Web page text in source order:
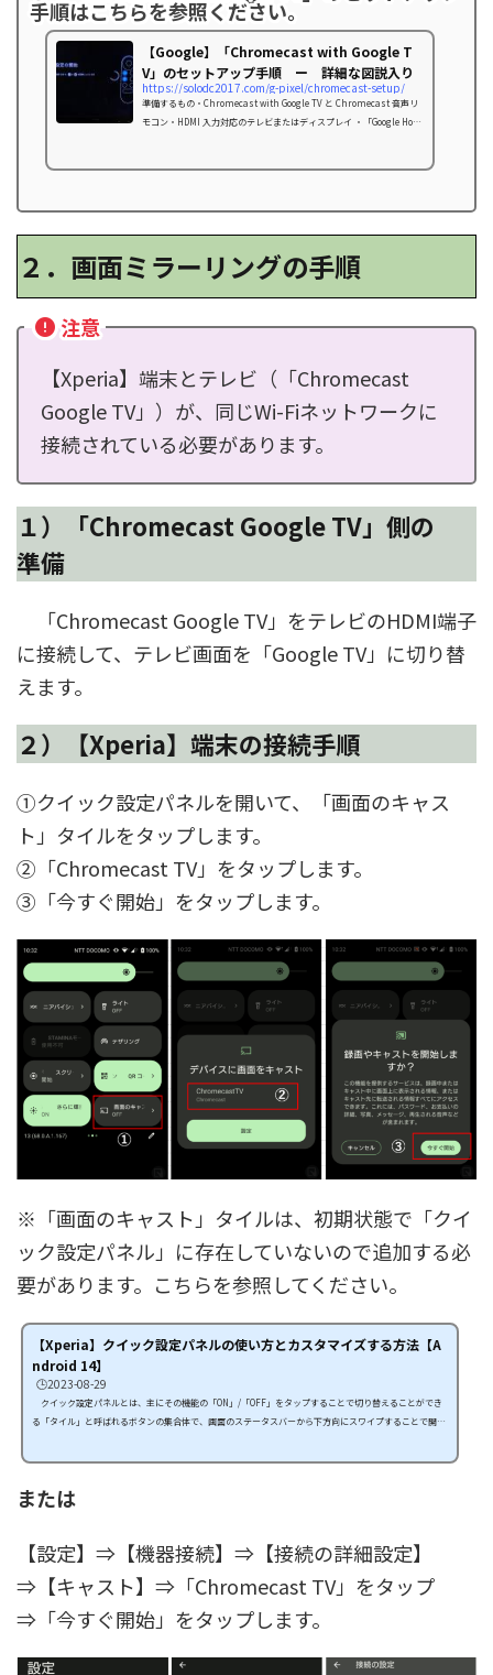
手順はこちらを参照ください。
【Google】「Chromecast with Google T
V」のセットアップ手順 ー 詳細な図説入り
https://solodc2017.com/g-pixel/chromecast-setup/
準備するもの・Chromecast with Google TV と Chromecast 音声リ
モコン・HDMI 入力対応のテレビまたはディスプレイ ・「Google Hom
２．画面ミラーリングの手順
注意
【Xperia】端末とテレビ（「Chromecast
Google TV」）が、同じWi-Fiネットワークに
接続されている必要があります。
１）「Chromecast Google TV」側の
準備
「Chromecast Google TV」をテレビのHDMI端子
に接続して、テレビ画面を「Google TV」に切り替
えます。
２）【Xperia】端末の接続手順
①クイック設定パネルを開いて、「画面のキャス
ト」タイルをタップします。
②「Chromecast TV」をタップします。
③「今すぐ開始」をタップします。
※「画面のキャスト」タイルは、初期状態で「クイ
ック設定パネル」に存在していないので追加する必
要があります。こちらを参照してください。
【Xperia】クイック設定パネルの使い方とカスタマイズする方法【A
ndroid 14】
🕒️2023-08-29
クイック設定パネルとは、主にその機能の「ON」/「OFF」をタップすることで切り替えることができ
る「タイル」と呼ばれるボタンの集合体で、画面のステータスバーから下方向にスワイプすることで開く
または
【設定】⇒【機器接続】⇒【接続の詳細設定】
⇒【キャスト】⇒「Chromecast TV」をタップ
⇒「今すぐ開始」をタップします。